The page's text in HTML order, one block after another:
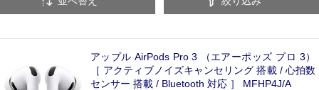
アップル AirPods Pro 3 （エアーポッズ プロ 3）
［ アクティブノイズキャンセリング 搭載 / 心拍数
センサー 搭載 / Bluetooth 対応 ］ MFHP4J/A